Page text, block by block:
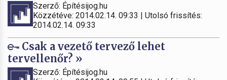
Szerző: Építésijog.hu
Közzétéve: 2014.02.14. 09:33 | Utolsó frissítés:
2014.02.14. 09:33
Csak a vezető tervező lehet
tervellenőr? »
Szerző: Építésijog.hu